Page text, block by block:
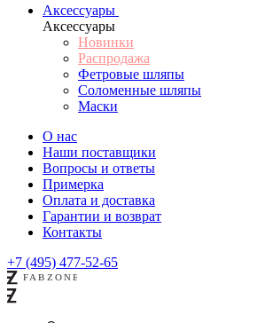
Аксессуары
Аксессуары
Новинки
Распродажа
Фетровые шляпы
Соломенные шляпы
Маски
О нас
Наши поставщики
Вопросы и ответы
Примерка
Оплата и доставка
Гарантии и возврат
Контакты
+7 (495) 477-52-65